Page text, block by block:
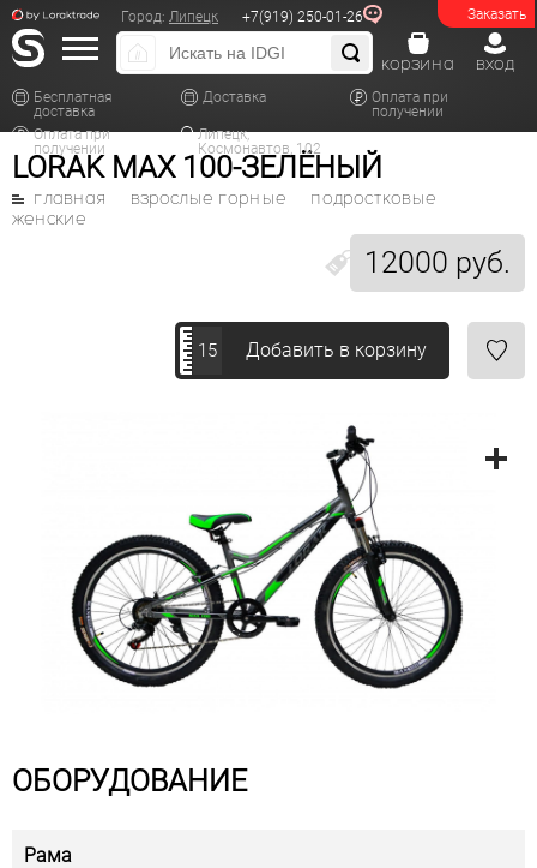
Заказать
Город: Липецк +7(919) 250-01-26
Бесплатная
доставка
Доставка
Оплата при
получении
Оплата при
получении
Липецк,
Космонавтов, 102
вход
корзина
LORAK MAX 100-ЗЕЛЁНЫЙ
12000 руб.
главная взрослые горные
подростковые
женские
15 Добавить в корзину
ОБОРУДОВАНИЕ
Рама